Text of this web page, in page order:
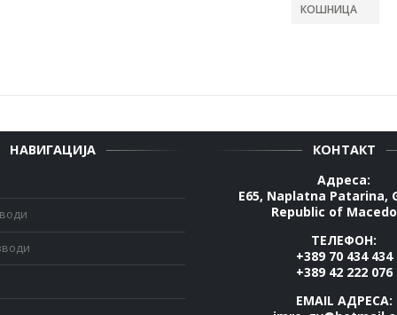
КОШНИЦА
НАВИГАЦИЈА
КОНТАКТ
Адреса:
E65, Naplatna Patarina,
Republic of
ТЕЛЕФОН:
+389 70 434 434
+389 42 222 076
EMAIL АДРЕСА: